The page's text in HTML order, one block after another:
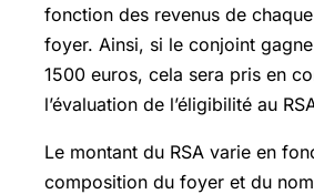
fonction des revenus de
foyer. Ainsi, si le conjoint
1500 euros, cela sera pris en
l’évaluation de l’éligibilité au
Le montant du RSA varie en
composition du foyer et du